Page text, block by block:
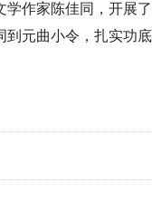
作家陈佳同，开展
到元曲小令，扎实功